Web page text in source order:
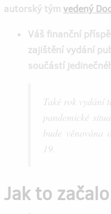
autorský tým vedený
Váš finanční
zajištění vydání
součástí
Také rok vydání
pandemické
bude věnována
19.
Jak to začalo